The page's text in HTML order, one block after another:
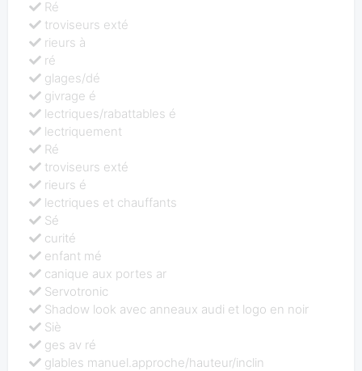
Ré
troviseurs exté
rieurs à
ré
glages/dé
givrage é
lectriques/rabattables é
lectriquement
Ré
troviseurs exté
rieurs é
lectriques et chauffants
Sé
curité
enfant mé
canique aux portes ar
Servotronic
Shadow look avec anneaux audi et logo en noir
Siè
ges av ré
glables manuel.approche/hauteur/inclin